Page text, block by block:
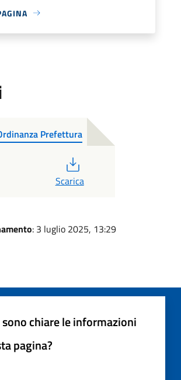
Prefettura
Scarica
: 3 luglio 2025, 13:29
chiare le informazioni
pagina?